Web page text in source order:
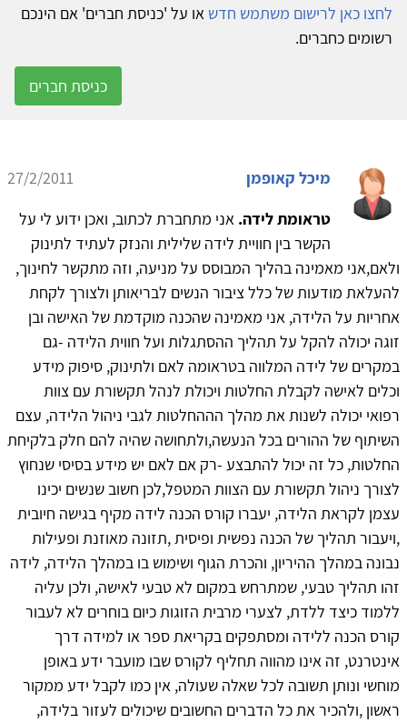
לחצו כאן לרישום משתמש חדש או על 'כניסת חברים' אם הינכם
רשומים כחברים.
כניסת חברים
מיכל קאופמן
27/2/2011
טראומת לידה. אני מתחברת לכתוב, ואכן ידוע לי על
הקשר בין חוויית לידה שלילית והנזק לעתיד לתינוק
ולאם,אני מאמינה בהליך המבוסס על מניעה, וזה מתקשר לחינוך,
להעלאת מודעות של כלל ציבור הנשים לבריאותן ולצורך לקחת
אחריות על הלידה, אני מאמינה שהכנה מוקדמת של האישה ובן
זוגה יכולה להקל על תהליך ההסתגלות ועל חווית הלידה -גם
במקרים של לידה המלווה בטראומה לאם ולתינוק, סיפוק מידע
וכלים לאישה לקבלת החלטות ויכולת לנהל תקשורת עם צוות
רפואי יכולה לשנות את מהלך הההחלטות לגבי ניהול הלידה, עצם
השיתוף של ההורים בכל הנעשה,ולתחושה שהיה להם חלק בלקיחת
החלטות, כל זה יכול להתבצע -רק אם לאם יש מידע בסיסי שנחוץ
לצורך ניהול תקשורת עם הצוות המטפל,לכן חשוב שנשים יכינו
עצמן לקראת הלידה, יעברו קורס הכנה לידה מקיף בגישה חיובית
,ויעבור תהליך של הכנה נפשית ופיסית ,תזונה מאוזנת ופעילות
נבונה במהלך ההיריון, והכרת הגוף ושימוש בו במהלך הלידה, לידה
זהו תהליך טבעי, שמתרחש במקום לא טבעי לאישה, ולכן עליה
ללמוד כיצד ללדת, לצערי מרבית הזוגות כיום בוחרים לא לעבור
קורס הכנה ללידה ומסתפקים בקריאת ספר או למידה דרך
אינטרנט, זה אינו מהווה תחליף לקורס שבו מועבר ידע באופן
מוחשי ונותן תשובה לכל שאלה שעולה, אין כמו לקבל ידע ממקור
ראשון ,ולהכיר את כל הדברים החשובים שיכולים לעזור בלידה,